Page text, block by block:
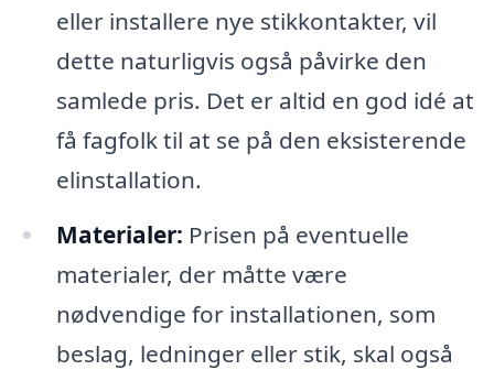
eller installere nye stikkontakter, vil
dette naturligvis også påvirke den
samlede pris. Det er altid en god idé at
få fagfolk til at se på den eksisterende
elinstallation.
Materialer: Prisen på eventuelle
materialer, der måtte være
nødvendige for installationen, som
beslag, ledninger eller stik, skal også